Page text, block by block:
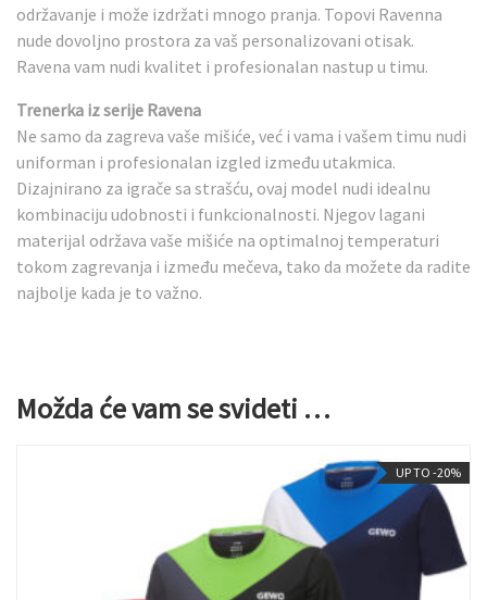
održavanje i može izdržati mnogo pranja. Topovi Ravenna
nude dovoljno prostora za vaš personalizovani otisak.
Ravena vam nudi kvalitet i profesionalan nastup u timu.
Trenerka iz serije Ravena
Ne samo da zagreva vaše mišiće, već i vama i vašem timu nudi
uniforman i profesionalan izgled između utakmica.
Dizajnirano za igrače sa strašću, ovaj model nudi idealnu
kombinaciju udobnosti i funkcionalnosti. Njegov lagani
materijal održava vaše mišiće na optimalnoj temperaturi
tokom zagrevanja i između mečeva, tako da možete da radite
najbolje kada je to važno.
Možda će vam se svideti …
UP TO -20%